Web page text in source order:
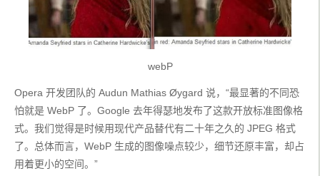
webP
Opera 开发团队的 Audun Mathias Øygard 说，“最显著的不同恐
怕就是 WebP 了。Google 去年得瑟地发布了这款开放标准图像格
式。我们觉得是时候用现代产品替代有二十年之久的 JPEG 格式
了。总体而言，WebP 生成的图像噪点较少，细节还原丰富，却占
用着更小的空间。”